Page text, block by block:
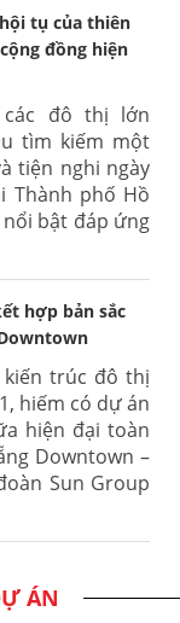
tụ của thiên
đồng hiện
đô thị lớn
tìm kiếm một
tiện nghi ngày
Thành phố Hồ
bật đáp ứng
hợp bản sắc
kiến trúc đô thị
hiếm có dự án
hiện đại toàn
Downtown –
Sun Group
ÁN